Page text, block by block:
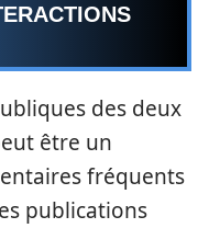
des deux
être un
fréquents
publications